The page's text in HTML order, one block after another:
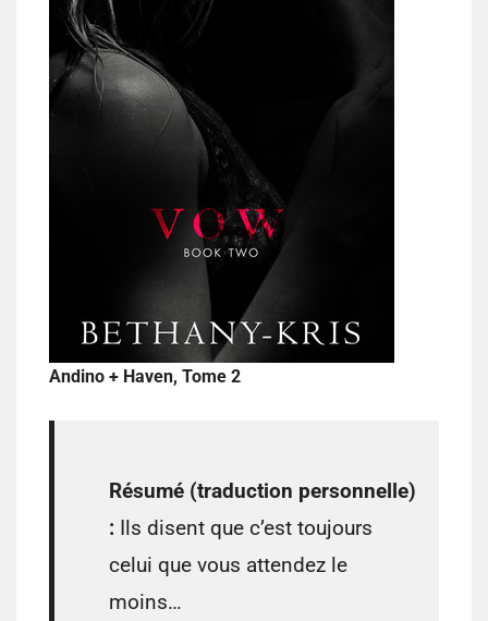
Andino + Haven, Tome 2
Résumé (traduction personnelle)
: Ils disent que c’est toujours
celui que vous attendez le
moins…